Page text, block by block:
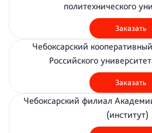
политехнического
Заказать
Чебоксарский
Российского
Заказать
Чебоксарский филиал
(институт)